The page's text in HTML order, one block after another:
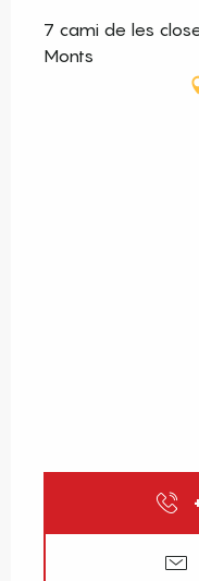
7 cami de les
Monts